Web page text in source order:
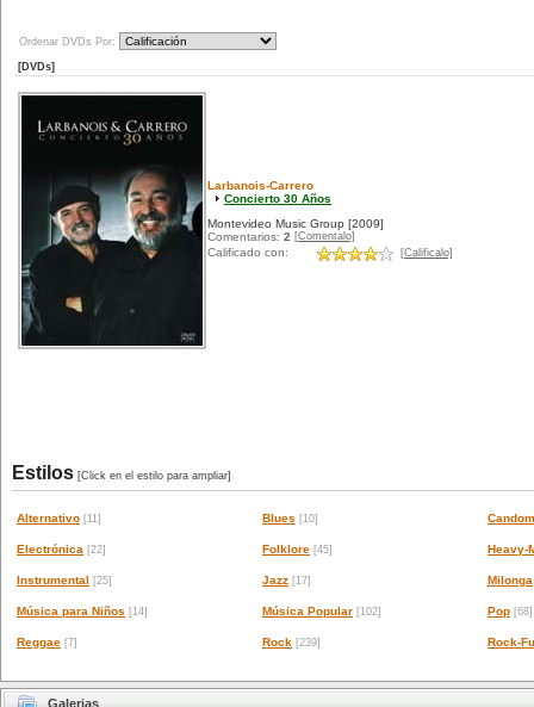
Ordenar DVDs Por:
[DVDs]
Larbanois-Carrero
Concierto 30 Años
Montevideo Music Group [2009]
Comentarios: 2 [Comentalo]
Calificado con: [Calificalo]
Estilos [Click en el estilo para ampliar]
Alternativo [11] Blues [10]
Electrónica [22] Folklore [45] Heavy-
Instrumental [25] Jazz [17] Milonga
Música para Niños [14] Música Popular [102] Pop [68]
Reggae [7] Rock [239] Rock-
Galerias